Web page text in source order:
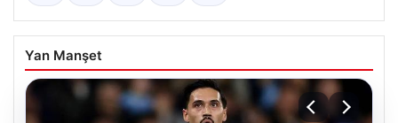
Yan Manşet